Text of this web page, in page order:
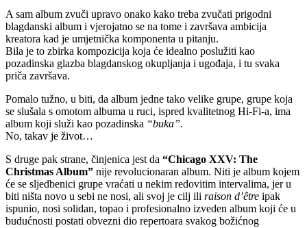
A sam album zvuči upravo onako kako treba zvučati prigodni
blagdanski album i vjerojatno se na tome i završava ambicija
kreatora kad je umjetnička komponenta u pitanju.
Bila je to zbirka kompozicija koja će idealno poslužiti kao
pozadinska glazba blagdanskog okupljanja i ugođaja, i tu svaka
priča završava.
Pomalo tužno, u biti, da album jedne tako velike grupe, grupe koja
se slušala s omotom albuma u ruci, ispred kvalitetnog Hi-Fi-a, ima
album koji služi kao pozadinska “buka”.
No, takav je život…
S druge pak strane, činjenica jest da “Chicago XXV: The
Christmas Album” nije revolucionaran album. Niti je album kojem
će se sljedbenici grupe vraćati u nekim redovitim intervalima, jer u
biti ništa novo u sebi ne nosi, ali svoj je cilj ili raison d’être ipak
ispunio, nosi solidan, topao i profesionalno izveden album koji će u
budućnosti postati obvezni dio repertoara svakog božićnog